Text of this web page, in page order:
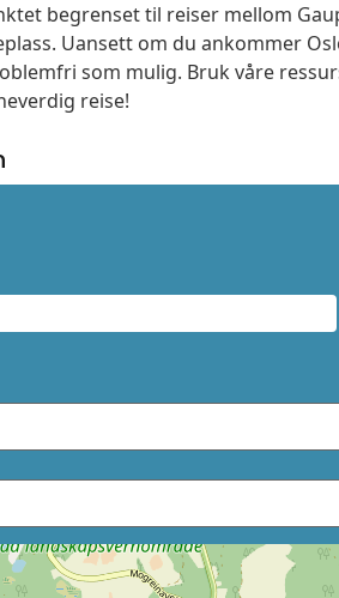
begrenset til reiser mellom
Uansett om du ankommer
som mulig. Bruk våre
reise!